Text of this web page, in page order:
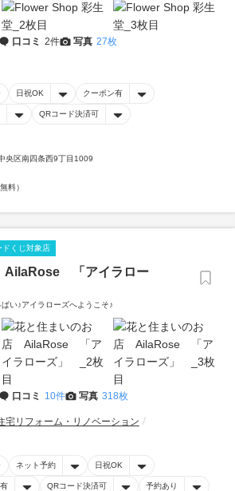
口コミ 2件 写真 27枚
日祝OK クーポン有
QRコード決済可
央区南四条西9丁目1009
料）
ドくじ対象店
AilaRose 「アイラロー
い♪アイラローズへようこそ♪
口コミ 10件 写真 318枚
宅リフォーム・リノベーション
ネット予約 日祝OK
QRコード決済可 予約あり